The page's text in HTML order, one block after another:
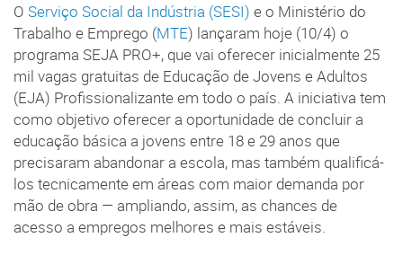
O Serviço Social da Indústria (SESI) e o Ministério do
Trabalho e Emprego (MTE) lançaram hoje (10/4) o
programa SEJA PRO+, que vai oferecer inicialmente 25
mil vagas gratuitas de Educação de Jovens e Adultos
(EJA) Profissionalizante em todo o país. A iniciativa tem
como objetivo oferecer a oportunidade de concluir a
educação básica a jovens entre 18 e 29 anos que
precisaram abandonar a escola, mas também qualificá-
los tecnicamente em áreas com maior demanda por
mão de obra — ampliando, assim, as chances de
acesso a empregos melhores e mais estáveis.